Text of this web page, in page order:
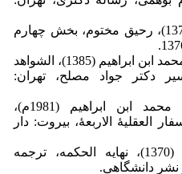
جوادی آملی، عبدالله (1376)، رحیق مختوم، بخش چهارم
صدرالمتألهین شیرازی، محمد ابن ابراهیم (1385)، الشواهد
دکتر جواد مصلح، تهران:
صدرالمتألهین شیرازی، محمد ابن ابراهیم (1981م)،
العقلیۀ الاربعۀ، بیروت: دار
طباطبایی، محمدحسین (1370)، نهایه الحکمه، ترجمه
نشر دانشگاهی.